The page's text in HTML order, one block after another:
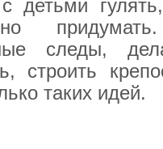
детьми
следы,
строить
таких идей.